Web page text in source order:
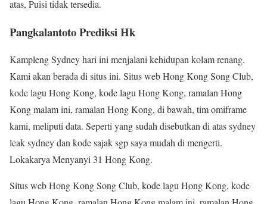
atas, Puisi tidak tersedia.
Pangkalantoto Prediksi Hk
Kampleng Sydney hari ini menjalani kehidupan kolam renang.
Kami akan berada di situs ini. Situs web Hong Kong Song Club,
kode lagu Hong Kong, kode lagu Hong Kong, ramalan Hong
Kong malam ini, ramalan Hong Kong, di bawah, tim omiframe
kami, meliputi data. Seperti yang sudah disebutkan di atas sydney
leak sydney dan kode sajak sgp saya mudah di mengerti.
Lokakarya Menyanyi 31 Hong Kong.
Situs web Hong Kong Song Club, kode lagu Hong Kong, kode